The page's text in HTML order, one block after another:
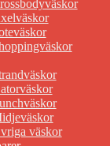
väskor